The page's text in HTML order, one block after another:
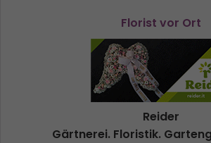
Florist vor Ort
Reider
Gärtnerei. Floristik.